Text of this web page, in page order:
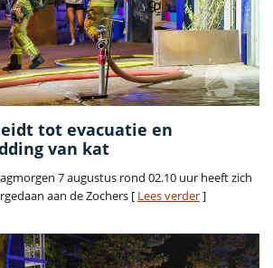
tot evacuatie en
van kat
7 augustus rond 02.10 uur heeft zich
aan de Zochers [ Lees verder]